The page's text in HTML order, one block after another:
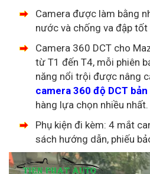
Camera được làm bằng
nước và chống va đập tốt
Camera 360 DCT cho
từ T1 đến T4, mỗi phiên
năng nổi trội được nâng
camera 360 độ DCT bản
hàng lựa chọn nhiều nhất.
Phụ kiện đi kèm: 4 mắt
sách hướng dẫn, phiếu